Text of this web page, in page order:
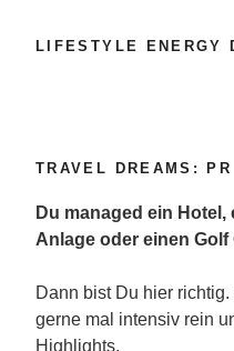
LIFESTYLE ENERGY
TRAVEL DREAMS:
Du managed ein
Anlage oder einen Golf
Dann bist Du hier
gerne mal intensiv rein
Highlights.